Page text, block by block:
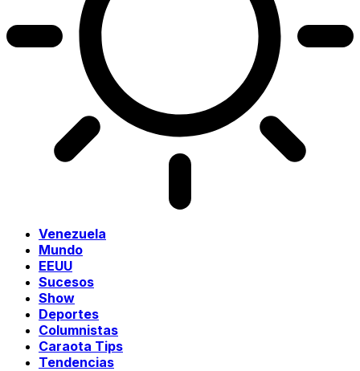
Venezuela
Mundo
EEUU
Sucesos
Show
Deportes
Columnistas
Caraota Tips
Tendencias